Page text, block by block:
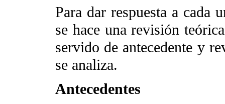
Para dar respuesta a cada
se hace una revisión
servido de antecedente y
se analiza.
Antecedentes